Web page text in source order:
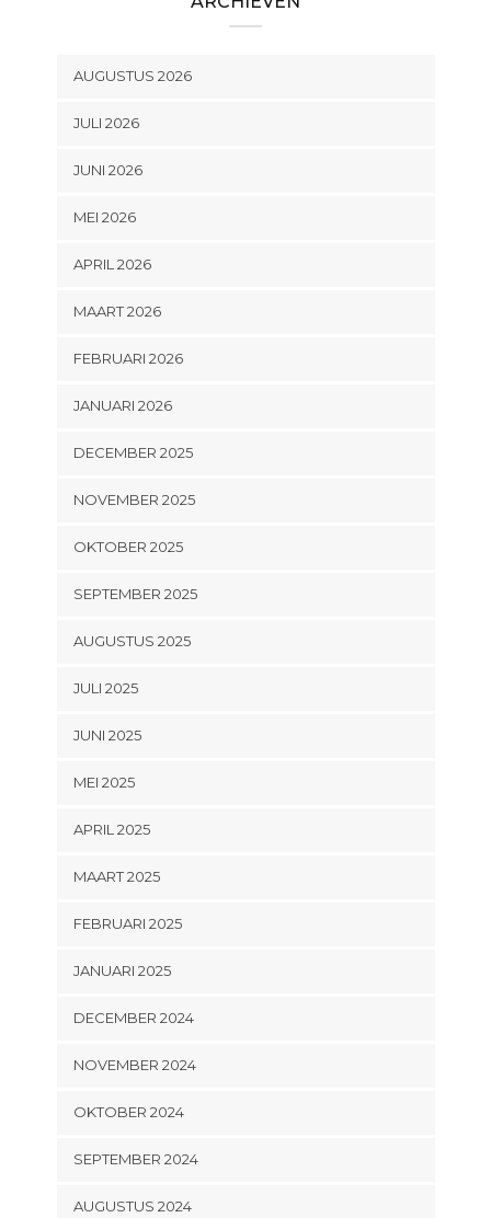
AUGUSTUS 2026
JULI 2026
JUNI 2026
MEI 2026
APRIL 2026
MAART 2026
FEBRUARI 2026
JANUARI 2026
DECEMBER 2025
NOVEMBER 2025
OKTOBER 2025
SEPTEMBER 2025
AUGUSTUS 2025
JULI 2025
JUNI 2025
MEI 2025
APRIL 2025
MAART 2025
FEBRUARI 2025
JANUARI 2025
DECEMBER 2024
NOVEMBER 2024
OKTOBER 2024
SEPTEMBER 2024
AUGUSTUS 2024